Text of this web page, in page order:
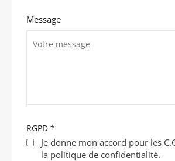
Message
RGPD *
Je donne mon accord pour les
la politique de confidentialité.